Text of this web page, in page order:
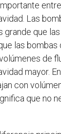
Las
grande que
las
de
mayor.
con
que no